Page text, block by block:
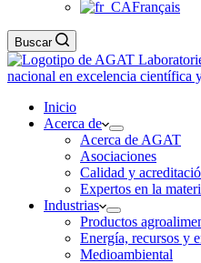
Français
Buscar
Inicio
Acerca de
Acerca de AGAT
Asociaciones
Calidad y
Expertos en la
Industrias
Productos
Energía, recursos y
Medioambiental